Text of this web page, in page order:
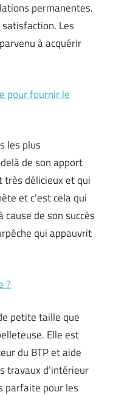
permanentes.
Les
à acquérir
pour fournir le
les plus
de son apport
très délicieux et qui
et c’est cela qui
cause de son succès
qui appauvrit
?
petite taille que
Elle est
du BTP et aide
travaux d’intérieur
parfaite pour les